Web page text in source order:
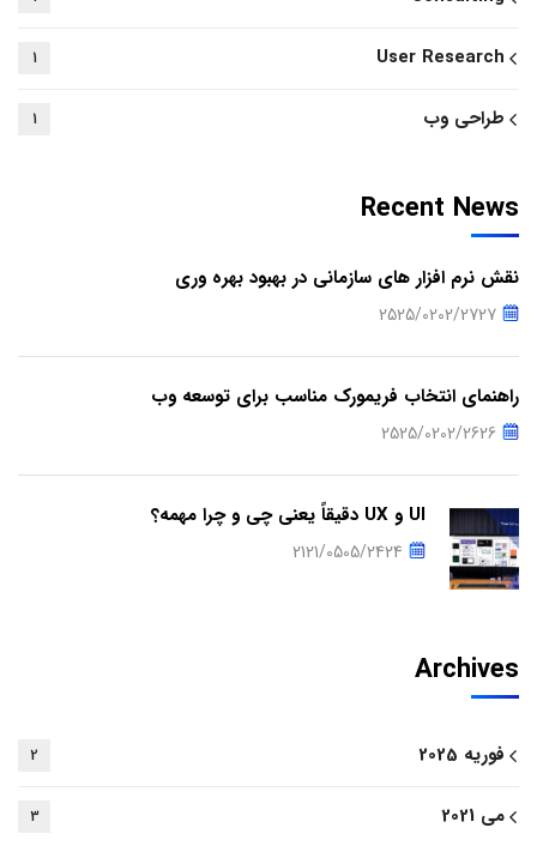
User Research
1
طراحی وب 1
Recent News
نقش نرم افزار های سازمانی در بهبود بهره وری
2525/0202/2727
راهنمای انتخاب فریمورک مناسب برای توسعه وب
2525/0202/2626
UI و UX دقیقاً یعنی چی و چرا مهمه؟
2121/0505/2424
Archives
فوریه 2025 2
می 2021 3